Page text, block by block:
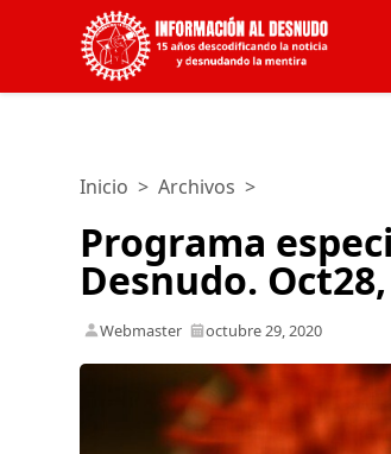
Inicio >Archivos >
Programa
Desnudo.
Webmaster octubre 29, 2020